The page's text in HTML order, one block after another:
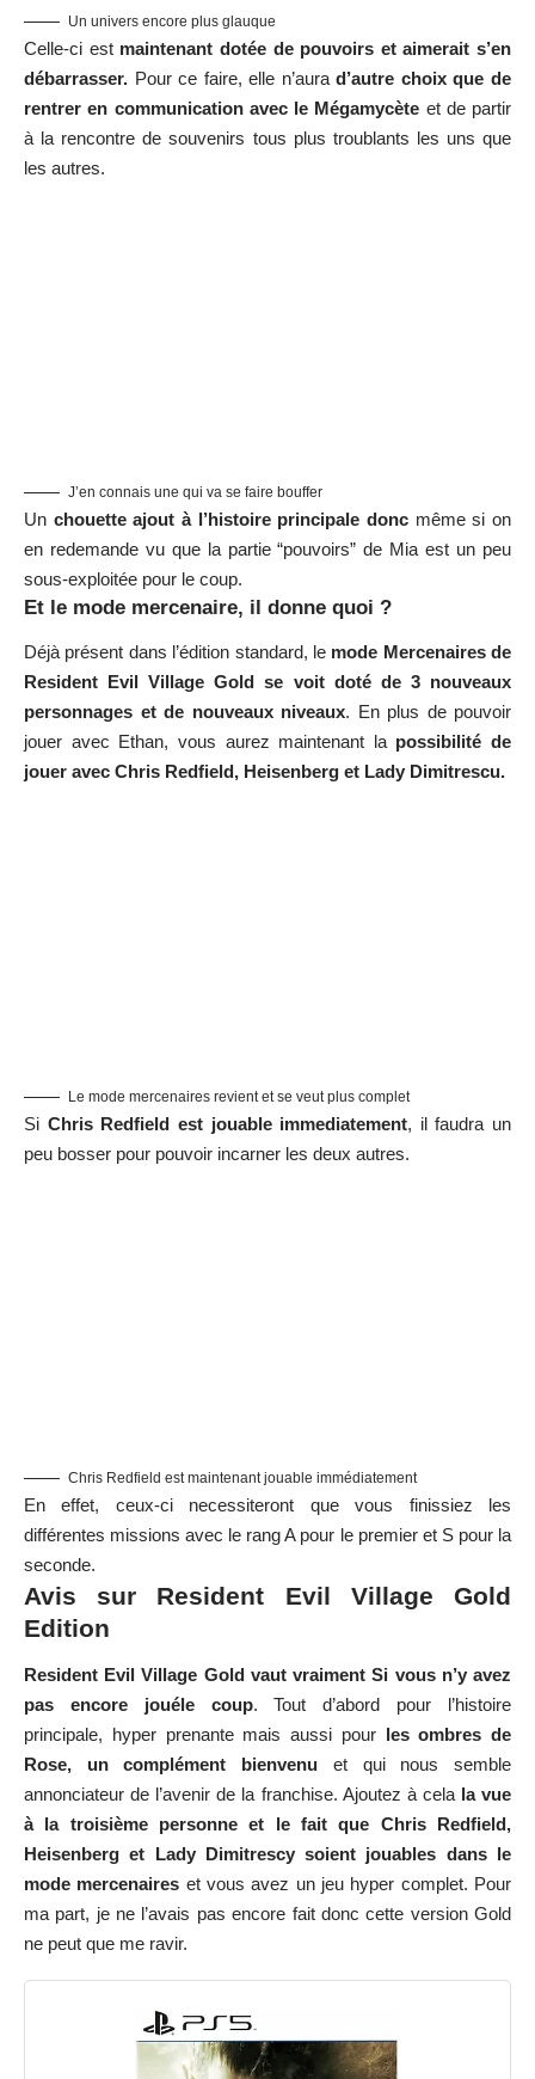
Un univers encore plus glauque
Celle-ci est maintenant dotée de pouvoirs et aimerait s’en
débarrasser. Pour ce faire, elle n’aurad’autre choix que de
rentrer en communication avec le Mégamycète et de partir
à la rencontre de souvenirs tous plus troublants les uns que
les autres.
J’en connais une qui va se faire bouffer
Un chouette ajout à l’histoire principale donc même si on
en redemande vu que la partie “pouvoirs” de Mia est un peu
sous-exploitée pour le coup.
Et le mode mercenaire, il donne quoi ?
Déjà présent dans l’édition standard, le mode Mercenaires de
Resident Evil Village Gold se voit doté de 3 nouveaux
personnages et de nouveaux niveaux. En plus de pouvoir
jouer avec Ethan, vous aurez maintenant lapossibilité de
jouer avec Chris Redfield, Heisenberg et Lady Dimitrescu.
Le mode mercenaires revient et se veut plus complet
Si Chris Redfield est jouable immediatement, il faudra un
peu bosser pour pouvoir incarner les deux autres.
Chris Redfield est maintenant jouable immédiatement
En effet, ceux-ci necessiteront que vous finissiez les
différentes missions avec le rang A pour le premier et S pour la
seconde.
Avis sur Resident Evil Village Gold
Edition
Resident Evil Village Gold vaut vraimentSi vous n’y avez
pas encore jouéle coup. Tout d’abord pour l’histoire
principale, hyper prenante mais aussi pour les ombres de
Rose, un complément bienvenu et qui nous semble
annonciateur de l’avenir de la franchise. Ajoutez à cela la vue
à la troisième personne et le fait que Chris Redfield,
Heisenberg et Lady Dimitrescy soient jouables dans le
mode mercenaires et vous avez un jeu hyper complet. Pour
ma part, je ne l’avais pas encore fait donc cette version Gold
ne peut que me ravir.